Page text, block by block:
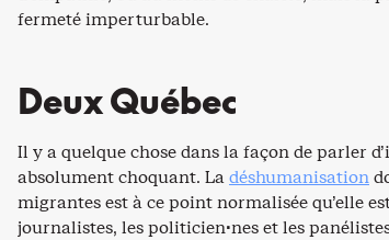
fermeté imperturbable.
Deux Québec
Il y a quelque chose dans la façon de parler
absolument choquant. Ladéshumanisation
migrantes est à ce point normalisée qu’elle
journalistes, les politicien·nes et les